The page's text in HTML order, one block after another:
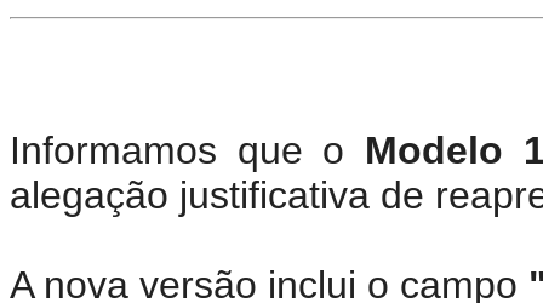
Informamos que o Modelo
alegação justificativa de
A nova versão inclui o campo